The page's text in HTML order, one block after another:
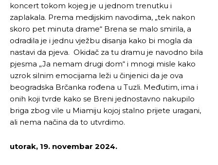
koncert tokom kojeg je u jednom trenutku i
zaplakala. Prema medijskim navodima, „tek nakon
skoro pet minuta drame“ Brena se malo smirila, a
odradila je i jednu vježbu disanja kako bi mogla da
nastavi da pjeva. Okidač za tu dramu je navodno bila
pjesma „Ja nemam drugi dom“ i mnogi misle kako
uzrok silnim emocijama leži u činjenici da je ova
beogradska Brčanka rođena u Tuzli. Međutim, ima i
onih koji tvrde kako se Breni jednostavno nakupilo
briga zbog vile u Miamiju kojoj stalno prijete uragani,
ali nema načina da to utvrdimo.
utorak, 19. novembar 2024.